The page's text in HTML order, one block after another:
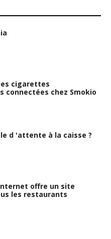
cigarettes
connectées chez Smokio
d 'attente à la caisse ?
offre un site
les restaurants